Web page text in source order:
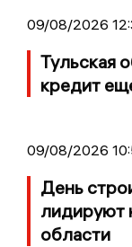
09/08/2026
Тульская
кредит
09/08/2026
День
лидируют
области